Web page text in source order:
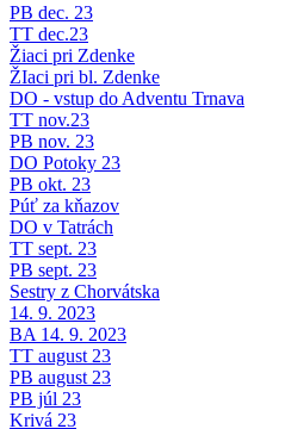
PB dec. 23
TT dec.23
Žiaci pri Zdenke
ŽIaci pri bl. Zdenke
DO - vstup do Adventu Trnava
TT nov.23
PB nov. 23
DO Potoky 23
PB okt. 23
Púť za kňazov
DO v Tatrách
TT sept. 23
PB sept. 23
Sestry z Chorvátska
14. 9. 2023
BA 14. 9. 2023
TT august 23
PB august 23
PB júl 23
Krivá 23